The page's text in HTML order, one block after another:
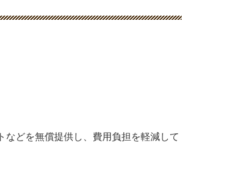
どを無償提供し、費用負担を軽減して